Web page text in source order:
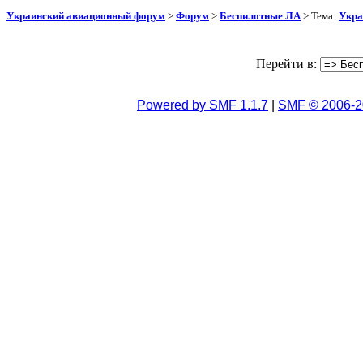
Украинский авиационный форум > Форум > Беспилотные ЛА> Тема:
Перейти в:
Powered by SMF 1.1.7 SMF © 2006-